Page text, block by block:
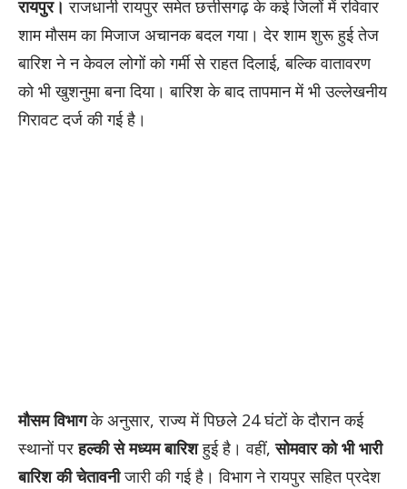
रायपुर। राजधानी रायपुर समेत छत्तीसगढ़ के कई जिलों में रविवार
शाम मौसम का मिजाज अचानक बदल गया। देर शाम शुरू हुई तेज
बारिश ने न केवल लोगों को गर्मी से राहत दिलाई, बल्कि वातावरण
को भी खुशनुमा बना दिया। बारिश के बाद तापमान में भी उल्लेखनीय
गिरावट दर्ज की गई है।
मौसम विभागके अनुसार, राज्य में पिछले 24 घंटों के दौरान कई
स्थानों परहल्की से मध्यम बारिशहुई है। वहीं,सोमवार को भी भारी
बारिश की चेतावनीजारी की गई है। विभाग ने रायपुर सहित प्रदेश